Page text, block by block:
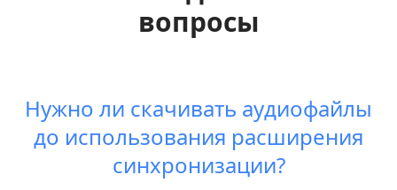
вопросы
Нужно ли скачивать аудиофайлы
до использования расширения
синхронизации?